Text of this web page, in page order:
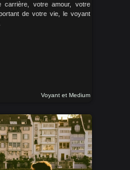
carrière, votre amour, votre
de votre vie, le voyant
Voyant et Medium